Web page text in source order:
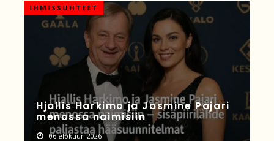
IHMISSUHTEET
Hjallis Harkimo ja Jasmine Pajari
menossa naimisiin
06 elokuun 2026